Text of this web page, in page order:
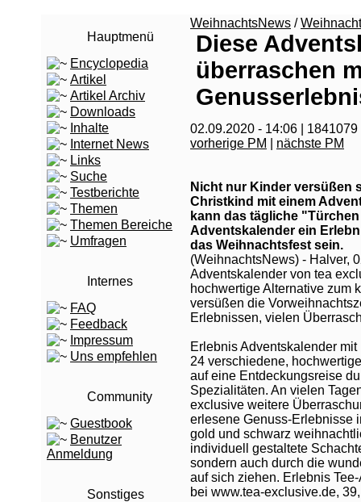
Hauptmenü
Encyclopedia
Artikel
Artikel Archiv
Downloads
Inhalte
Internet News
Links
Suche
Testberichte
Themen
Themen Bereiche
Umfragen
Internes
FAQ
Feedback
Impressum
Uns empfehlen
Community
Guestbook
Benutzer
Anmeldung
Sonstiges
WeihnachtsNews /
Diese
überraschen
02.09.2020 - 14:06 | 1841079
vorherige PM
nächste PM
Nicht nur Kinder versüßen
Christkind mit einem
kann das tägliche
Adventskalender ein
das Weihnachtsfest sein.
(WeihnachtsNews) - Halver,
Adventskalender von tea
hochwertige Alternative zum
versüßen die
Erlebnissen, vielen
Erlebnis Adventskalender mit
24 verschiedene,
auf eine Entdeckungsreise
Spezialitäten. An vielen
exclusive weitere
erlesene Genuss-Erlebnisse
gold und schwarz
individuell gestaltete
sondern auch durch die
auf sich ziehen. Erlebnis
bei www.tea-exclusive.de,